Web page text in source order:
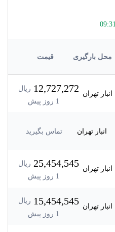
09:31
محل بارگیری قیمت
انبار تهران 12,727,272 ریال
1 روز پیش
انبار تهران تماس بگیرید
انبار تهران 25,454,545 ریال
1 روز پیش
انبار تهران 15,454,545 ریال
1 روز پیش